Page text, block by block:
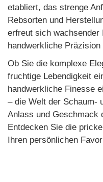
etabliert, das strenge
Rebsorten und
erfreut sich wachsender
handwerkliche
Ob Sie die komplexe
fruchtige Lebendigkeit
handwerkliche Finesse
– die Welt der Schaum-
Anlass und Geschmack
Entdecken Sie die
Ihren persönlichen